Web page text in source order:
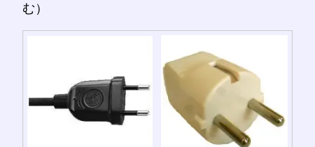
む）